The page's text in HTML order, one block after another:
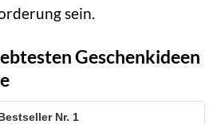
sein.
Geschenkideen
1